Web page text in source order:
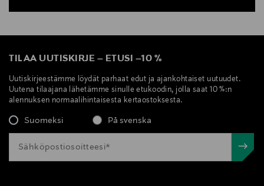
TILAA UUTISKIRJE – ETUSI –10 %
Uutiskirjeestämme löydät parhaat edut ja ajankohtaiset uutuudet.
Uutena tilaajana lähetämme sinulle etukoodin, jolla saat 10 %:n
alennuksen normaalihintaisesta kertaostoksesta.
Suomeksi På svenska